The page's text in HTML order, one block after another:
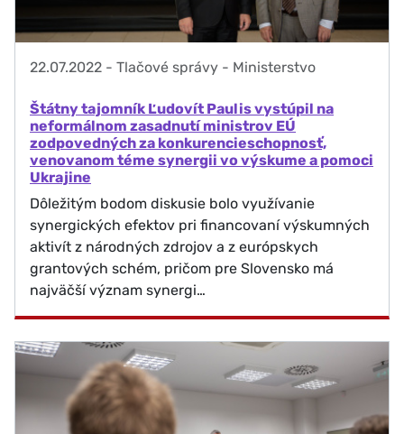
22.07.2022 - Tlačové správy - Ministerstvo
Štátny tajomník Ľudovít Paulis vystúpil na
neformálnom zasadnutí ministrov EÚ
zodpovedných za konkurencieschopnosť,
venovanom téme synergii vo výskume a pomoci
Ukrajine
Dôležitým bodom diskusie bolo využívanie
synergických efektov pri financovaní výskumných
aktivít z národných zdrojov a z európskych
grantových schém, pričom pre Slovensko má
najväčší význam synergi…